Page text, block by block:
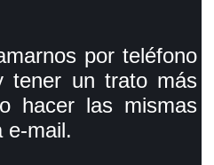
por teléfono
un trato más
hacer las mismas
e-mail.